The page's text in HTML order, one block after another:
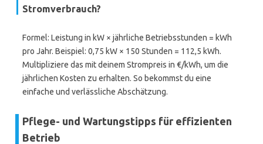
Stromverbrauch?
Formel: Leistung in kW × jährliche Betriebsstunden = kWh
pro Jahr. Beispiel: 0,75 kW × 150 Stunden = 112,5 kWh.
Multipliziere das mit deinem Strompreis in €/kWh, um die
jährlichen Kosten zu erhalten. So bekommst du eine
einfache und verlässliche Abschätzung.
Pflege- und Wartungstipps für effizienten
Betrieb